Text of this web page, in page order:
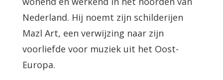
Nederland. Hij noemt zijn schilderijen
Mazl Art, een verwijzing naar zijn
voorliefde voor muziek uit het Oost-
Europa.